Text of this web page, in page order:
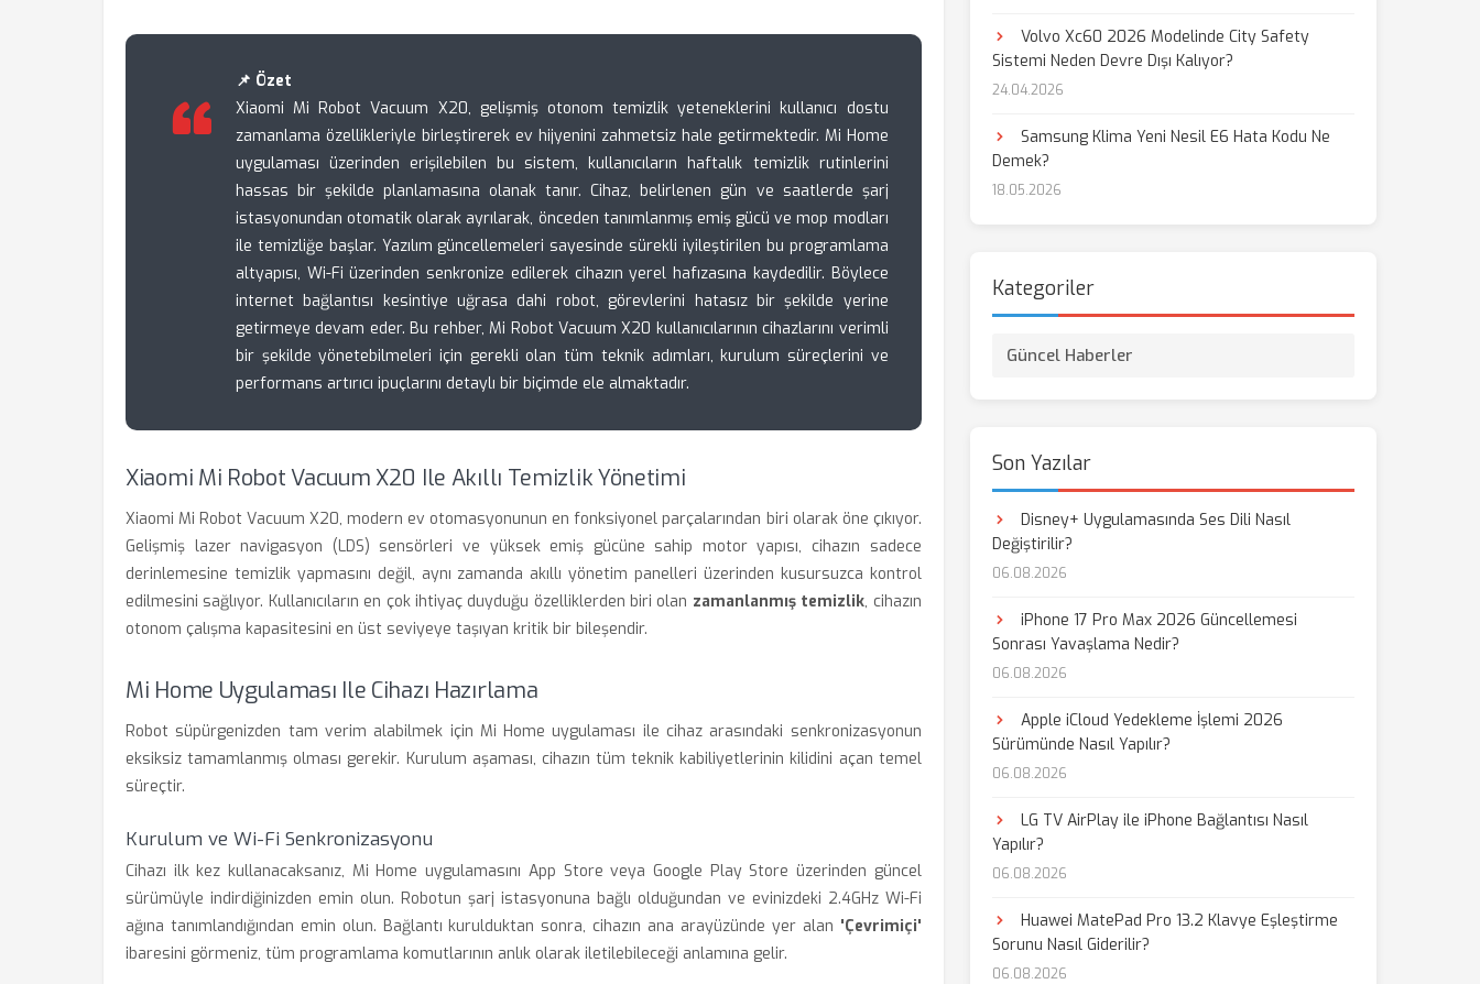
📌 Özet
Xiaomi Mi Robot Vacuum X20, gelişmiş otonom temizlik yeteneklerini kullanıcı dostu
zamanlama özellikleriyle birleştirerek ev hijyenini zahmetsiz hale getirmektedir. Mi Home
uygulaması üzerinden erişilebilen bu sistem, kullanıcıların haftalık temizlik rutinlerini
hassas bir şekilde planlamasına olanak tanır. Cihaz, belirlenen gün ve saatlerde şarj
istasyonundan otomatik olarak ayrılarak, önceden tanımlanmış emiş gücü ve mop modları
ile temizliğe başlar. Yazılım güncellemeleri sayesinde sürekli iyileştirilen bu programlama
altyapısı, Wi-Fi üzerinden senkronize edilerek cihazın yerel hafızasına kaydedilir. Böylece
internet bağlantısı kesintiye uğrasa dahi robot, görevlerini hatasız bir şekilde yerine
getirmeye devam eder. Bu rehber, Mi Robot Vacuum X20 kullanıcılarının cihazlarını verimli
bir şekilde yönetebilmeleri için gerekli olan tüm teknik adımları, kurulum süreçlerini ve
performans artırıcı ipuçlarını detaylı bir biçimde ele almaktadır.
Xiaomi Mi Robot Vacuum X20 Ile Akıllı Temizlik Yönetimi
Xiaomi Mi Robot Vacuum X20, modern ev otomasyonunun en fonksiyonel parçalarından biri olarak öne çıkıyor.
Gelişmiş lazer navigasyon (LDS) sensörleri ve yüksek emiş gücüne sahip motor yapısı, cihazın sadece
derinlemesine temizlik yapmasını değil, aynı zamanda akıllı yönetim panelleri üzerinden kusursuzca kontrol
edilmesini sağlıyor. Kullanıcıların en çok ihtiyaç duyduğu özelliklerden biri olan zamanlanmış temizlik, cihazın
otonom çalışma kapasitesini en üst seviyeye taşıyan kritik bir bileşendir.
Mi Home Uygulaması Ile Cihazı Hazırlama
Robot süpürgenizden tam verim alabilmek için Mi Home uygulaması ile cihaz arasındaki senkronizasyonun
eksiksiz tamamlanmış olması gerekir. Kurulum aşaması, cihazın tüm teknik kabiliyetlerinin kilidini açan temel
süreçtir.
Kurulum ve Wi-Fi Senkronizasyonu
Cihazı ilk kez kullanacaksanız, Mi Home uygulamasını App Store veya Google Play Store üzerinden güncel
sürümüyle indirdiğinizden emin olun. Robotun şarj istasyonuna bağlı olduğundan ve evinizdeki 2.4GHz Wi-Fi
ağına tanımlandığından emin olun. Bağlantı kurulduktan sonra, cihazın ana arayüzünde yer alan 'Çevrimiçi'
ibaresini görmeniz, tüm programlama komutlarının anlık olarak iletilebileceği anlamına gelir.
Volvo Xc60 2026 Modelinde City Safety
Sistemi Neden Devre Dışı Kalıyor?
24.04.2026
Samsung Klima Yeni Nesil E6 Hata Kodu Ne
Demek?
18.05.2026
Kategoriler
Güncel Haberler
Son Yazılar
Disney+ Uygulamasında Ses Dili Nasıl
Değiştirilir?
06.08.2026
iPhone 17 Pro Max 2026 Güncellemesi
Sonrası Yavaşlama Nedir?
06.08.2026
Apple iCloud Yedekleme İşlemi 2026
Sürümünde Nasıl Yapılır?
06.08.2026
LG TV AirPlay ile iPhone Bağlantısı Nasıl
Yapılır?
06.08.2026
Huawei MatePad Pro 13.2 Klavye Eşleştirme
Sorunu Nasıl Giderilir?
06.08.2026